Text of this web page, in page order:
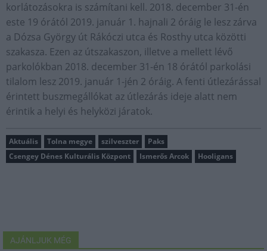
korlátozásokra is számítani kell. 2018. december 31-én
este 19 órától 2019. január 1. hajnali 2 óráig le lesz zárva
a Dózsa György út Rákóczi utca és Rosthy utca közötti
szakasza. Ezen az útszakaszon, illetve a mellett lévő
parkolókban 2018. december 31-én 18 órától parkolási
tilalom lesz 2019. január 1-jén 2 óráig. A fenti útlezárással
érintett buszmegállókat az útlezárás ideje alatt nem
érintik a helyi és helyközi járatok.
Aktuális Tolna megye szilveszter
Paks
Csengey Dénes Kulturális Központ
Ismerős Arcok Hooligans
AJÁNLJUK MÉG